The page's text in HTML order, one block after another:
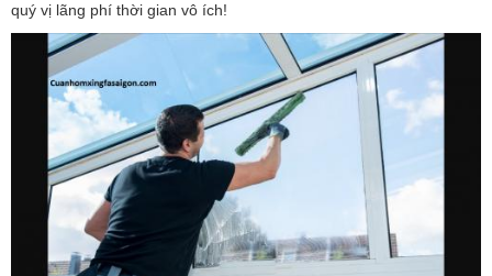
quý vị lãng phí thời gian vô ích!